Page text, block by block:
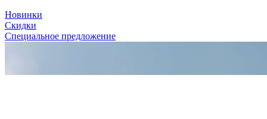
Новинки
Скидки
Специальное предложение